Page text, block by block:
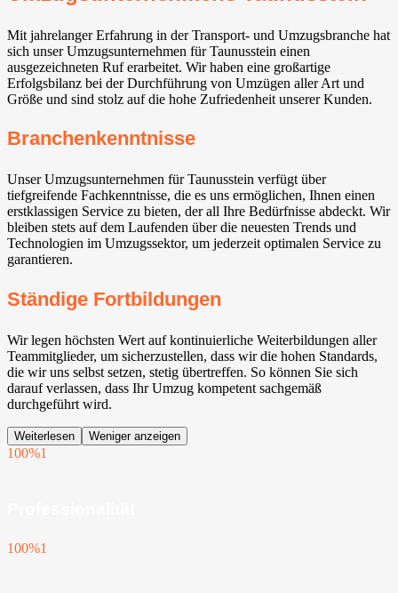
Mit jahrelanger Erfahrung in der Transport- und Umzugsbranche hat
sich unser Umzugsunternehmen für Taunusstein einen
ausgezeichneten Ruf erarbeitet. Wir haben eine großartige
Erfolgsbilanz bei der Durchführung von Umzügen aller Art und
Größe und sind stolz auf die hohe Zufriedenheit unserer Kunden.
Branchenkenntnisse
Unser Umzugsunternehmen für Taunusstein verfügt über
tiefgreifende Fachkenntnisse, die es uns ermöglichen, Ihnen einen
erstklassigen Service zu bieten, der all Ihre Bedürfnisse abdeckt. Wir
bleiben stets auf dem Laufenden über die neuesten Trends und
Technologien im Umzugssektor, um jederzeit optimalen Service zu
garantieren.
Ständige Fortbildungen
Wir legen höchsten Wert auf kontinuierliche Weiterbildungen aller
Teammitglieder, um sicherzustellen, dass wir die hohen Standards,
die wir uns selbst setzen, stetig übertreffen. So können Sie sich
darauf verlassen, dass Ihr Umzug kompetent sachgemäß
durchgeführt wird.
Weiterlesen Weniger anzeigen
100%1
100%1